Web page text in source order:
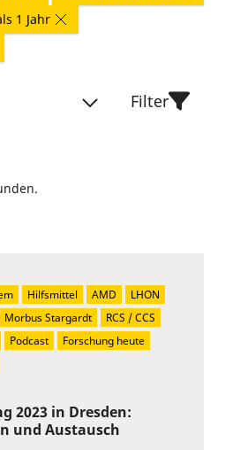
1 Jahr
Filter
2023 in Dresden:
und Austausch
Hilfsmittel AMD
LHON
Morbus Stargardt
RCS / CCS
Podcast
Forschung heute